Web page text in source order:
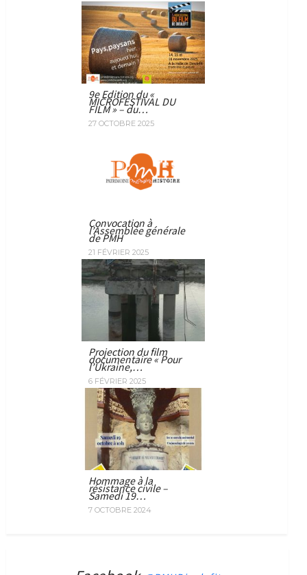
9e Edition du «
MICROFESTIVAL DU
FILM » – du…
27 OCTOBRE 2025
Convocation à
l’Assemblée générale
de PMH
21 FÉVRIER 2025
Projection du film
documentaire « Pour
l’Ukraine,…
6 FÉVRIER 2025
Hommage à la
résistance civile –
Samedi 19…
7 OCTOBRE 2024